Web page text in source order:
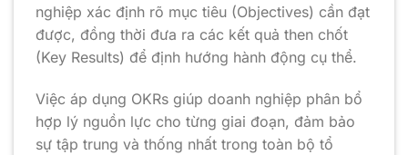
nghiệp xác định rõ mục tiêu (Objectives) cần đạt
được, đồng thời đưa ra các kết quả then chốt
(Key Results) để định hướng hành động cụ thể.
Việc áp dụng OKRs giúp doanh nghiệp phân bổ
hợp lý nguồn lực cho từng giai đoạn, đảm bảo
sự tập trung và thống nhất trong toàn bộ tổ